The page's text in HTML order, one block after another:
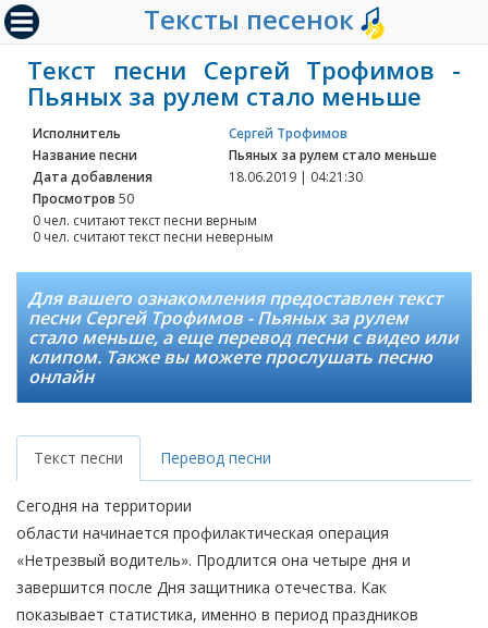
Тексты песенок
Текст песни Сергей Трофимов -
Пьяных за рулем стало меньше
Исполнитель
Сергей Трофимов
Название песни
Пьяных за рулем стало меньше
Дата добавления
18.06.2019 | 04:21:30
Просмотров 50
0 чел. считают текст песни верным
0 чел. считают текст песни неверным
Для вашего ознакомления предоставлен текст
песни Сергей Трофимов - Пьяных за рулем
стало меньше, а еще перевод песни с видео или
клипом. Также вы можете прослушать песню
онлайн
Текст песни Перевод песни
Сегодня на территории
области начинается профилактическая операция
«Нетрезвый водитель». Продлится она четыре дня и
завершится после Дня защитника отечества. Как
показывает статистика, именно в период праздников